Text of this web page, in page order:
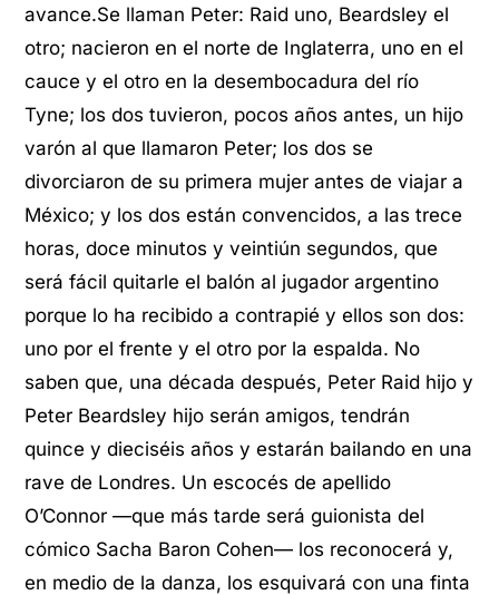
avance.Se llaman Peter: Raid uno, Beardsley el
otro; nacieron en el norte de Inglaterra, uno en el
cauce y el otro en la desembocadura del río
Tyne; los dos tuvieron, pocos años antes, un hijo
varón al que llamaron Peter; los dos se
divorciaron de su primera mujer antes de viajar a
México; y los dos están convencidos, a las trece
horas, doce minutos y veintiún segundos, que
será fácil quitarle el balón al jugador argentino
porque lo ha recibido a contrapié y ellos son dos:
uno por el frente y el otro por la espalda. No
saben que, una década después, Peter Raid hijo y
Peter Beardsley hijo serán amigos, tendrán
quince y dieciséis años y estarán bailando en una
rave de Londres. Un escocés de apellido
O’Connor —que más tarde será guionista del
cómico Sacha Baron Cohen— los reconocerá y,
en medio de la danza, los esquivará con una finta